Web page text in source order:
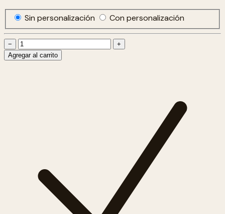
Sin personalización Con personalización
−
+
Agregar al carrito